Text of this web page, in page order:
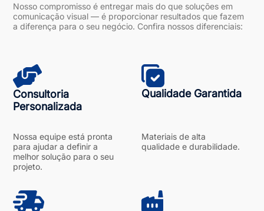
Nosso compromisso é entregar mais do que soluções em
comunicação visual — é proporcionar resultados que fazem
a diferença para o seu negócio. Confira nossos diferenciais:
Consultoria
Personalizada
Qualidade Garantida
Nossa equipe está pronta
para ajudar a definir a
melhor solução para o seu
projeto.
Materiais de alta
qualidade e durabilidade.